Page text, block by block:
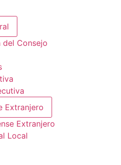
del Consejo
Extranjero
Extranjero
Local